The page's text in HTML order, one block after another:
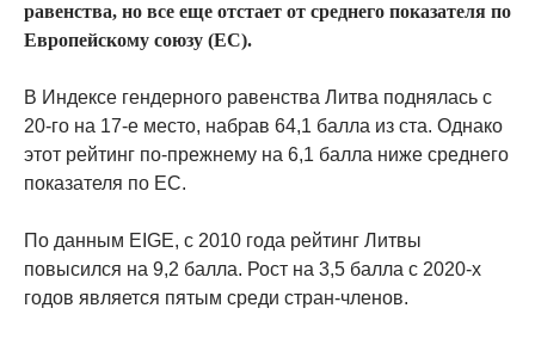
равенства, но все еще отстает от среднего показателя по
Европейскому союзу (ЕС).
В Индексе гендерного равенства Литва поднялась с
20-го на 17-е место, набрав 64,1 балла из ста. Однако
этот рейтинг по-прежнему на 6,1 балла ниже среднего
показателя по ЕС.
По данным EIGE, с 2010 года рейтинг Литвы
повысился на 9,2 балла. Рост на 3,5 балла с 2020-х
годов является пятым среди стран-членов.